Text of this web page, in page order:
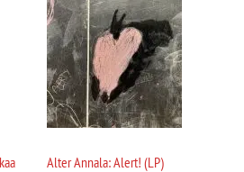
Alter Annala: Alert! (LP)